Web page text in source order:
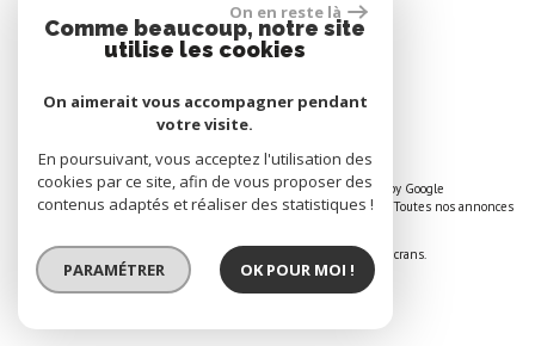
© 2026 | Tous droits réservés | Traduction powered by Google
Plan du site-Mentions légales-Nos honoraires-Liens-Admin
Toutes nos annonces
un seul site adaptable à tous les types d'écrans.
On en reste là
Comme beaucoup, notre site
utilise les cookies
On aimerait vous accompagner pendant
votre visite.
En poursuivant, vous acceptez l'utilisation des
cookies par ce site, afin de vous proposer des
contenus adaptés et réaliser des statistiques !
PARAMÉTRER OK POUR MOI !